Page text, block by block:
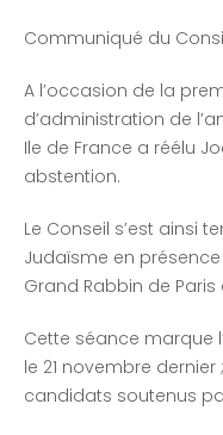
Communiqué du
A l’occasion de la
d’administration de
Ile de France a réélu
abstention.
Le Conseil s’est ainsi
Judaïsme en
Grand Rabbin de
Cette séance marque
le 21 novembre
candidats soutenus